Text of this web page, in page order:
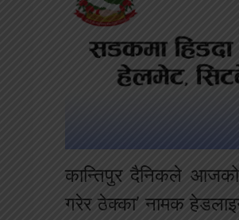
कान्तिपुर दैनिकले आजको
गरेर ठेक्का’ नामक